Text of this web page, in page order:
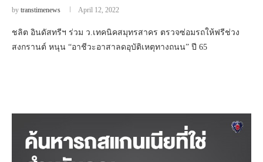
by transtimenews April 12, 2022
ชลิต อินดัสทรีฯ ร่วม ว.เทคนิคสมุทรสาคร ตรวจซ่อมรถให้ฟรีช่วง
สงกรานต์ หนุน “อาชีวะอาสาลดอุบัติเหตุทางถนน” ปี 65